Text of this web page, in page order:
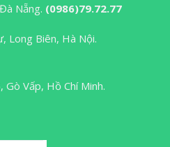
Nẵng. (0986)79.72.77
Long Biên, Hà Nội.
Vấp, Hồ Chí Minh.